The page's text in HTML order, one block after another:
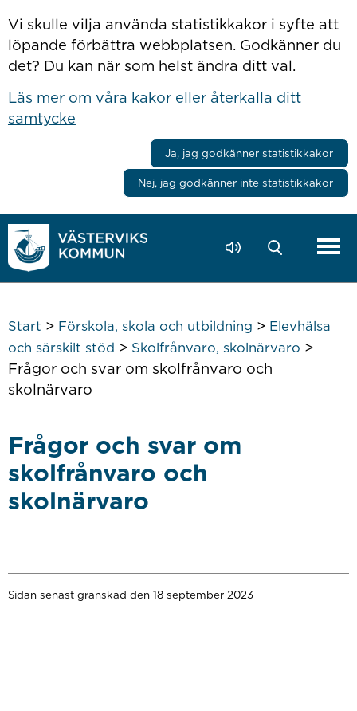
Vi skulle vilja använda statistikkakor i syfte att
löpande förbättra webbplatsen. Godkänner du
det? Du kan när som helst ändra ditt val.
Läs mer om våra kakor eller återkalla ditt
samtycke
Ja, jag godkänner statistikkakor
Nej, jag godkänner inte statistikkakor
Start > Förskola, skola och utbildning > Elevhälsa
och särskilt stöd > Skolfrånvaro, skolnärvaro >
Frågor och svar om skolfrånvaro och
skolnärvaro
Frågor och svar om
skolfrånvaro och
skolnärvaro
Sidan senast granskad den 18 september 2023